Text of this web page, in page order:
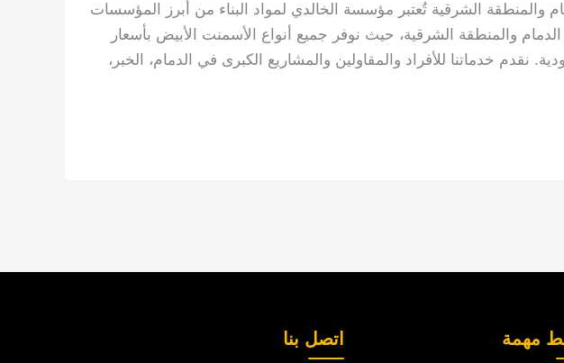
الشرقية تُعتبر مؤسسة الخالدي لمواد البناء من أبرز المؤسسات
والمنطقة الشرقية، حيث نوفر جميع أنواع الأسمنت الأبيض بأسعار
نقدم خدماتنا للأفراد والمقاولين والمشاريع الكبرى في الدمام، الخبر،
مهمة اتصل بنا